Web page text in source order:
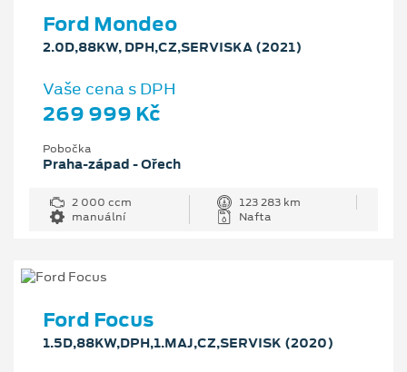
Ford Mondeo
2.0D,88KW, DPH,CZ,SERVISKA (2021)
Vaše cena s DPH
269 999 Kč
Pobočka
Praha-západ - Ořech
2 000 ccm
123 283 km
manuální
Nafta
Ford Focus
1.5D,88KW,DPH,1.MAJ,CZ,SERVISK (2020)